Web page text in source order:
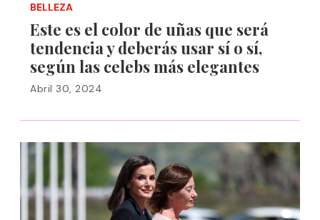
BELLEZA
Este es el color de uñas que será
tendencia y deberás usar sí o sí,
según las celebs más elegantes
Abril 30, 2024